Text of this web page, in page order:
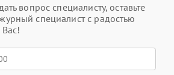
вопрос специалисту, оставьте
специалист с радостью
Вас!